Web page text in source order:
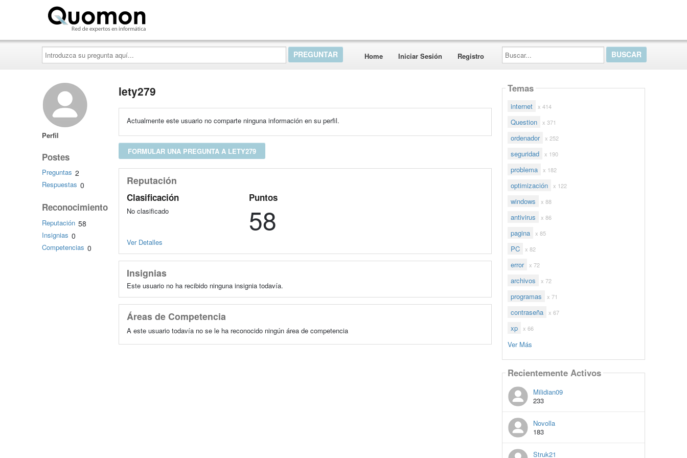
Introduzca
su
pregunta
aquí...
Home Iniciar Sesión Registro
Buscar...
Perfil
Postes
Preguntas 2
Respuestas 0
Reconocimiento
Reputación 58
Insignias 0
Competencias 0
lety279
Actualmente este usuario no comparte ninguna información en su perfil.
FORMULAR UNA PREGUNTA A LETY279
Reputación
Clasificación
No clasificado
Puntos
58
Ver Detalles
Insignias
Este usuario no ha recibido ninguna insignia todavía.
Áreas de Competencia
A este usuario todavía no se le ha reconocido ningún área de competencia
Temas
internet x 414
Question x 371
ordenador x 252
seguridad x 190
problema x 182
optimización x 122
windows x 88
antivirus x 86
pagina x 85
PC x 82
error x 72
archivos x 72
programas x 71
contraseña x 67
xp x 66
Ver Más
Recientemente Activos
Milidian09
233
Novolla
183
Struk21